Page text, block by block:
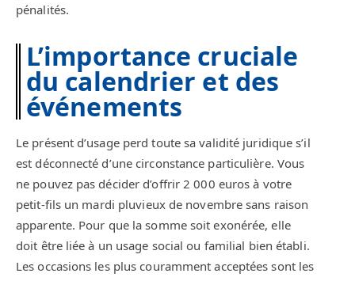
pénalités.
L’importance cruciale
du calendrier et des
événements
Le présent d’usage perd toute sa validité juridique s’il
est déconnecté d’une circonstance particulière. Vous
ne pouvez pas décider d’offrir 2 000 euros à votre
petit-fils un mardi pluvieux de novembre sans raison
apparente. Pour que la somme soit exonérée, elle
doit être liée à un usage social ou familial bien établi.
Les occasions les plus couramment acceptées sont les